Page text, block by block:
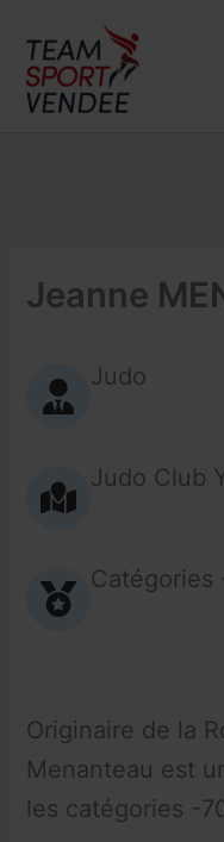
contenu
Jeanne
Judo
Judo Club
Catégories
Originaire de la
Menanteau est
les catégories -